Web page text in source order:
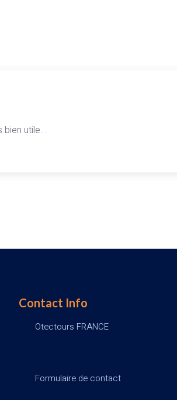
bien utile…
Contact Info
Otectours FRANCE
Formulaire de contact